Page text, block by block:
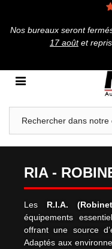
Nos bureaux seront
17 aoûtet
RIA -
Les R.I.A.
équipements
offrant une source
Adaptés aux